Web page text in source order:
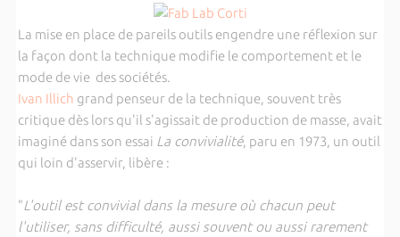
La mise en place de pareils outils engendre une réflexion sur
la façon dont la technique modifie le comportement et le
mode de vie des sociétés.
Ivan Illich grand penseur de la technique, souvent très
critique dès lors qu'il s'agissait de production de masse, avait
imaginé dans son essai La convivialité, paru en 1973, un outil
qui loin d'asservir, libère :
"L'outil est convivial dans la mesure où chacun peut
l'utiliser, sans difficulté, aussi souvent ou aussi rarement